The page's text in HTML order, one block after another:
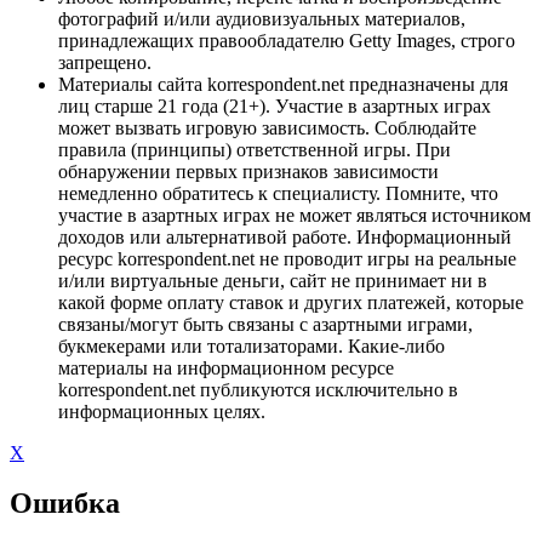
фотографий и/или аудиовизуальных материалов,
принадлежащих правообладателю Getty Images, строго
запрещено.
Материалы сайта korrespondent.net предназначены для
лиц старше 21 года (21+). Участие в азартных играх
может вызвать игровую зависимость. Соблюдайте
правила (принципы) ответственной игры. При
обнаружении первых признаков зависимости
немедленно обратитесь к специалисту. Помните, что
участие в азартных играх не может являться источником
доходов или альтернативой работе. Информационный
ресурс korrespondent.net не проводит игры на реальные
и/или виртуальные деньги, сайт не принимает ни в
какой форме оплату ставок и других платежей, которые
связаны/могут быть связаны с азартными играми,
букмекерами или тотализаторами. Какие-либо
материалы на информационном ресурсе
korrespondent.net публикуются исключительно в
информационных целях.
X
Ошибка